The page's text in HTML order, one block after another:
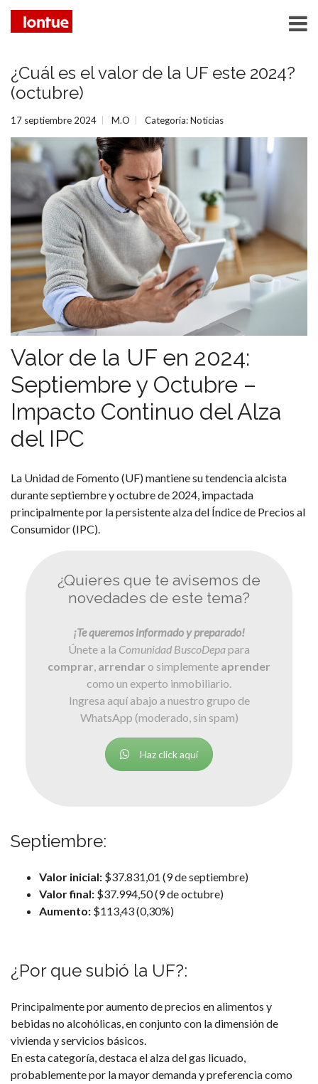
¿Cuál es el valor de la UF este 2024?
(octubre)
17 septiembre 2024 M.O Categoría:Noticias
Valor de la UF en 2024:
Septiembrey Octubre –
Impacto Continuo del Alza
del IPC
La Unidad de Fomento (UF) mantiene su tendencia alcista
durante septiembre y octubre de 2024, impactada
principalmente por la persistente alza del Índice de Precios al
Consumidor (IPC).
¿Quieres que te avisemos de
novedades de este tema?
¡Te queremos informado y preparado!
Únete a la Comunidad BuscoDepapara
comprar arrendar o simplemente aprender
como un experto inmobiliario.
Ingresa aquí abajo a nuestro grupo de
WhatsApp (moderado, sin spam)
Haz click aquí
Septiembre:
Valor inicial: $37.831,01 (9 de septiembre)
Valor final: $37.994,50 (9 de octubre)
Aumento: $113,43 (0,30%)
¿Por que subió la UF?:
Principalmente por aumento de precios en alimentos y
bebidas no alcohólicas, en conjunto con la dimensión de
vivienda y servicios básicos.
En esta categoría, destaca el alza del gas licuado,
probablemente por la mayor demanda y preferencia como